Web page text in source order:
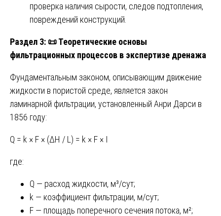
проверка наличия сырости, следов подтопления,
повреждений конструкций.
Раздел 3: 📜 Теоретические основы
фильтрационных процессов в экспертизе дренажа
Фундаментальным законом, описывающим движение
жидкости в пористой среде, является закон
ламинарной фильтрации, установленный Анри Дарси в
1856 году:
Q = k × F × (ΔH / L) = k × F × I
где:
Q — расход жидкости, м³/сут;
k — коэффициент фильтрации, м/сут;
F — площадь поперечного сечения потока, м²;